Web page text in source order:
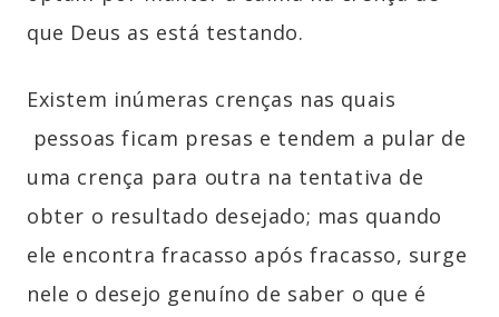
que Deus as está testando.
Existem inúmeras crenças nas quais
pessoas ficam presas e tendem a pular de
uma crença para outra na tentativa de
obter o resultado desejado; mas quando
ele encontra fracasso após fracasso, surge
nele o desejo genuíno de saber o que é